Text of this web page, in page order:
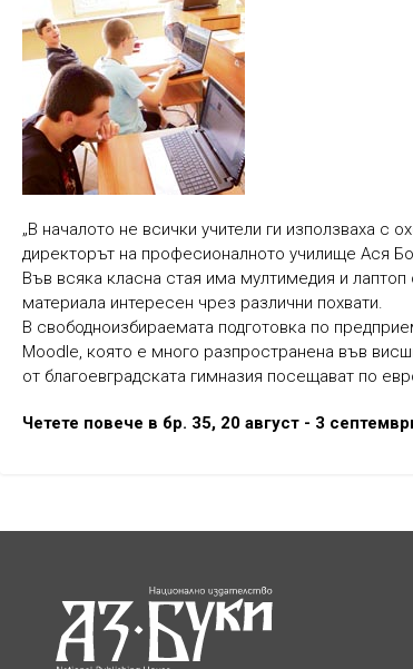
„В началото не всички учители ги използваха с
директорът на професионалното училище Ася
Във всяка класна стая има мултимедия и
материала интересен чрез различни похвати.
В свободноизбираемата подготовка по
Moodle, която е много разпространена във
от благоевградската гимназия посещават по
Четете повече в бр. 35, 20 август - 3